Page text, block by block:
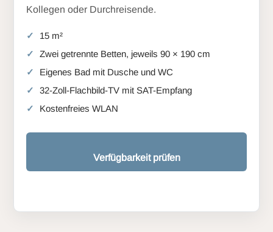
Kollegen oder Durchreisende.
15 m²
Zwei getrennte Betten, jeweils 90 × 190 cm
Eigenes Bad mit Dusche und WC
32-Zoll-Flachbild-TV mit SAT-Empfang
Kostenfreies WLAN
Verfügbarkeit prüfen